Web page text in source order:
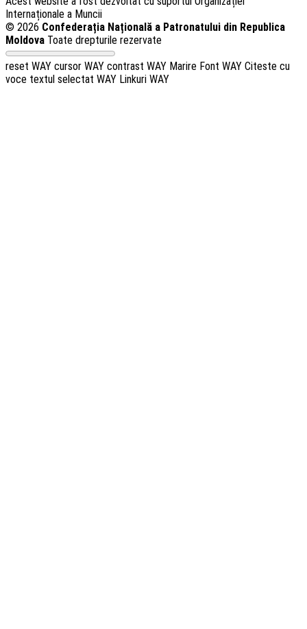
Internaționale a Muncii
© 2026 Confederația Națională a Patronatului din Republica
Moldova Toate drepturile rezervate
reset WAY cursor WAY contrast WAY Marire Font WAY Citeste cu
voce textul selectat WAY Linkuri WAY